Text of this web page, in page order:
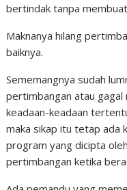
bertindak tanpa
Maknanya hilang
baiknya.
Sememangnya sudah
pertimbangan atau
keadaan-keadaan
maka sikap itu tetap ada
program yang dicipta
pertimbangan ketika